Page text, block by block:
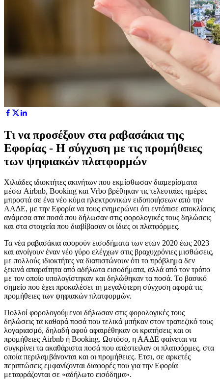
Τι να προσέξουν στα ραβασάκια της
Εφορίας - Η σύγχυση με τις προμήθειες
των ψηφιακών πλατφορμών
Χιλιάδες ιδιοκτήτες ακινήτων που εκμίσθωσαν διαμερίσματα
μέσω Airbnb, Booking και Vrbo βρέθηκαν τις τελευταίες ημέρες
μπροστά σε ένα νέο κύμα ηλεκτρονικών ειδοποιήσεων από την
ΑΑΔΕ, με την Εφορία να τους ενημερώνει ότι εντόπισε αποκλίσεις
ανάμεσα στα ποσά που δήλωσαν στις φορολογικές τους δηλώσεις
και στα στοιχεία που διαβίβασαν οι ίδιες οι πλατφόρμες.
Τα νέα ραβασάκια αφορούν εισοδήματα των ετών 2020 έως 2023
και ανοίγουν έναν νέο γύρο ελέγχων στις βραχυχρόνιες μισθώσεις,
με πολλούς ιδιοκτήτες να διαπιστώνουν ότι το πρόβλημα δεν
ξεκινά απαραίτητα από αδήλωτα εισοδήματα, αλλά από τον τρόπο
με τον οποίο υπολογίστηκαν και δηλώθηκαν τα ποσά. Το βασικό
σημείο που έχει προκαλέσει τη μεγαλύτερη σύγχυση αφορά τις
προμήθειες των ψηφιακών πλατφορμών.
Πολλοί φορολογούμενοι δήλωσαν στις φορολογικές τους
δηλώσεις τα καθαρά ποσά που τελικά μπήκαν στον τραπεζικό τους
λογαριασμό, δηλαδή αφού αφαιρέθηκαν οι κρατήσεις και οι
προμήθειες Airbnb ή Booking. Ωστόσο, η ΑΑΔΕ φαίνεται να
συγκρίνει τα ακαθάριστα ποσά που απέστειλαν οι πλατφόρμες, στα
οποία περιλαμβάνονται και οι προμήθειες. Eτσι, σε αρκετές
περιπτώσεις εμφανίζονται διαφορές που για την Eφορία
μεταφράζονται σε «αδήλωτο εισόδημα».